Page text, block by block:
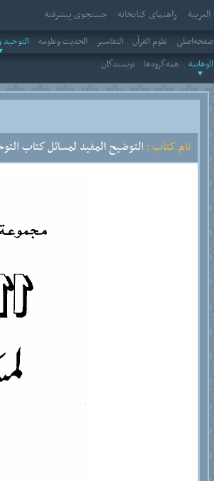
العربیة راهنمای کتابخانه
جستجوی پیشرفته
صفحه‌اصلی علوم القرآن التفاسير الحديث وعلومه التوحيد
الوهابية
همه‌گروه‌ها نویسندگان
نام کتاب :التوضيح المفيد لمسائل كتاب